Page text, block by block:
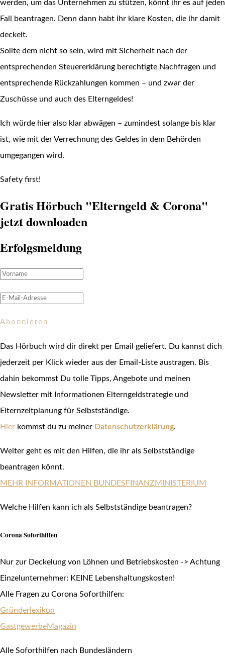
werden, um das Unternehmen zu stützen, könnt ihr es auf jeden
Fall beantragen. Denn dann habt ihr klare Kosten, die ihr damit
deckelt.
Sollte dem nicht so sein, wird mit Sicherheit nach der
entsprechenden Steuererklärung berechtigte Nachfragen und
entsprechende Rückzahlungen kommen – und zwar der
Zuschüsse und auch des Elterngeldes!
Ich würde hier also klar abwägen – zumindest solange bis klar
ist, wie mit der Verrechnung des Geldes in dem Behörden
umgegangen wird.
Safety first!
Gratis Hörbuch "Elterngeld & Corona"
jetzt downloaden
Erfolgsmeldung
Abonnieren
Das Hörbuch wird dir direkt per Email geliefert. Du kannst dich
jederzeit per Klick wieder aus der Email-Liste austragen. Bis
dahin bekommst Du tolle Tipps, Angebote und meinen
Newsletter mit Informationen Elterngeldstrategie und
Elternzeitplanung für Selbstständige.
Hier kommst du zu meiner Datenschutzerklärung.
Weiter geht es mit den Hilfen, die ihr als Selbstständige
beantragen könnt.
MEHR INFORMATIONEN BUNDESFINANZMINISTERIUM
Welche Hilfen kann ich als Selbstständige beantragen?
Corona Soforthilfen
Nur zur Deckelung von Löhnen und Betriebskosten -> Achtung
Einzelunternehmer: KEINE Lebenshaltungskosten!
Alle Fragen zu Corona Soforthilfen:
Gründerlexikon
GastgewerbeMagazin
Alle Soforthilfen nach Bundesländern